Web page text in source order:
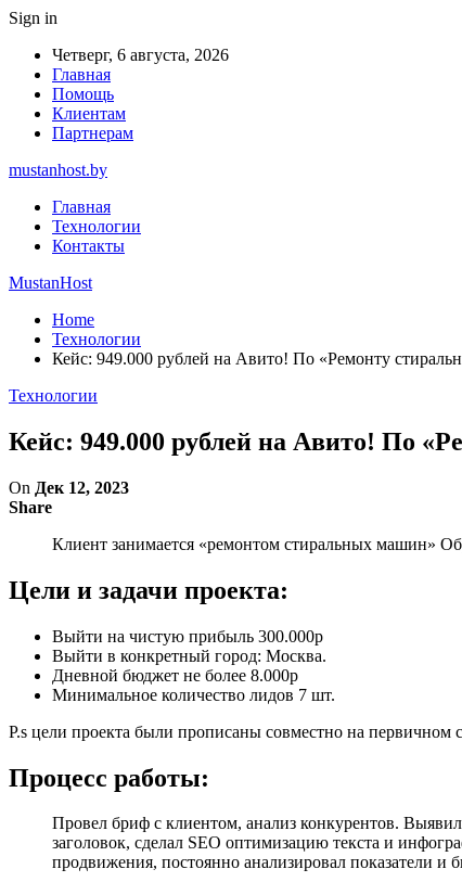
Sign in
Четверг, 6 августа, 2026
Главная
Помощь
Клиентам
Партнерам
mustanhost.by
Главная
Технологии
Контакты
MustanHost
Home
Технологии
Кейс: 949.000 рублей на Авито! По «Ремонту
Технологии
Кейс: 949.000 рублей на Авито! По
On Дек 12, 2023
Share
Клиент занимается «ремонтом стиральных машин»
Цели и задачи проекта:
Выйти на чистую прибыль 300.000р
Выйти в конкретный город: Москва.
Дневной бюджет не более 8.000р
Минимальное количество лидов 7 шт.
P.s цели проекта были прописаны совместно на первичном
Процесс работы:
Провел бриф с клиентом, анализ конкурентов.
заголовок, сделал SEO оптимизацию текста и
продвижения, постоянно анализировал показатели и